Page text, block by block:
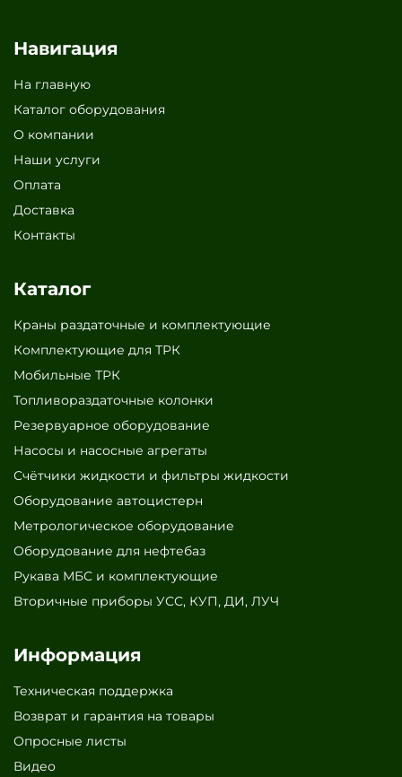
Навигация
На главную
Каталог оборудования
О компании
Наши услуги
Оплата
Доставка
Контакты
Каталог
Краны раздаточные и комплектующие
Комплектующие для ТРК
Мобильные ТРК
Топливораздаточные колонки
Резервуарное оборудование
Насосы и насосные агрегаты
Счётчики жидкости и фильтры жидкости
Оборудование автоцистерн
Метрологическое оборудование
Оборудование для нефтебаз
Рукава МБС и комплектующие
Вторичные приборы УСС, КУП, ДИ, ЛУЧ
Информация
Техническая поддержка
Возврат и гарантия на товары
Опросные листы
Видео